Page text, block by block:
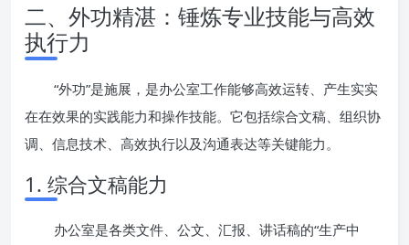
二、外功精湛：锤炼专业技能与高效
执行力
“外功”是施展，是办公室工作能够高效运转、产生实实
在在效果的实践能力和操作技能。它包括综合文稿、组织协
调、信息技术、高效执行以及沟通表达等关键能力。
1. 综合文稿能力
办公室是各类文件、公文、汇报、讲话稿的“生产中